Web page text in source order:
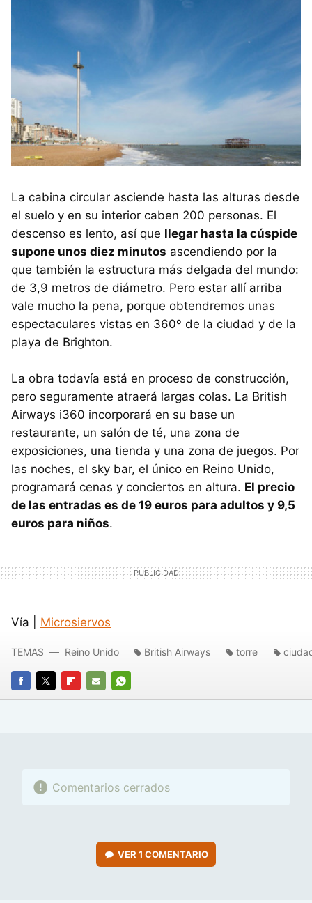
La cabina circular asciende hasta las alturas desde
el suelo y en su interior caben 200 personas. El
descenso es lento, así que llegar hasta la cúspide
supone unos diez minutos ascendiendo por la
que también la estructura más delgada del mundo:
de 3,9 metros de diámetro. Pero estar allí arriba
vale mucho la pena, porque obtendremos unas
espectaculares vistas en 360º de la ciudad y de la
playa de Brighton.
La obra todavía está en proceso de construcción,
pero seguramente atraerá largas colas. La British
Airways i360 incorporará en su base un
restaurante, un salón de té, una zona de
exposiciones, una tienda y una zona de juegos. Por
las noches, el sky bar, el único en Reino Unido,
programará cenas y conciertos en altura. El precio
de las entradas es de 19 euros para adultos y 9,5
euros para niños.
Vía | Microsiervos
FACEBOOK
TWITTERFLIPBOARD
E-
WHATSAPP
TEMAS Reino Unido British Airways torre
Comentarios cerrados
VER 1 COMENTARIO